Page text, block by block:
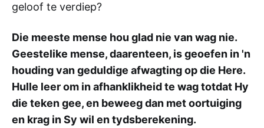
geloof te verdiep?
Die meeste mense hou glad nie van wag nie.
Geestelike mense, daarenteen, is geoefen in 'n
houding van geduldige afwagting op die Here.
Hulle leer om in afhanklikheid te wag totdat Hy
die teken gee, en beweeg dan met oortuiging
en krag in Sy wil en tydsberekening.